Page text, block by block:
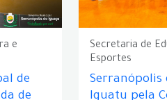
e
de
de
Secretaria de
Esportes
Serranópolis
Iguatu pela